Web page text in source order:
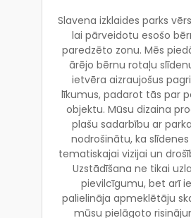
Slavena izklaides parks
lai pārveidotu esošo
paredzēto zonu. Mēs
ārējo bērnu rotaļu
ietvēra aizraujošus
līkumus, padarot tās par
objektu. Mūsu dizaina
plašu sadarbību ar
nodrošinātu, ka
tematiskajai vizijai un
Uzstādīšana ne tikai
pievilcīgumu, bet arī
palielināja apmeklētāju
mūsu pielāgoto